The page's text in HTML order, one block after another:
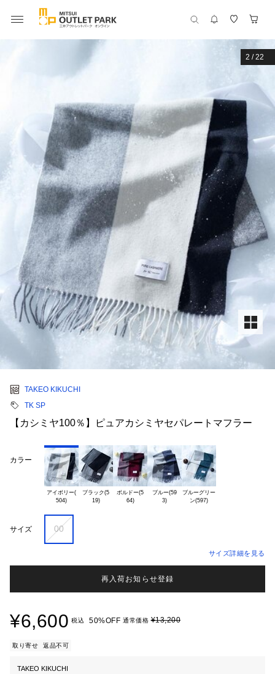
2 /22
TAKEO KIKUCHI
TK SP
【カシミヤ100％】ピュアカシミヤセパレートマフラー
カラー
アイボリー(
ブラック(5
19)
ボルドー(5
64)
ブルー(59
ブルーグリー
サイズ 00
サイズ詳細を見る
再入荷お知らせ登録
¥6,600 税込 50%OFF 通常価格¥13,200
取り寄せ 返品不可
TAKEO KIKUCHI